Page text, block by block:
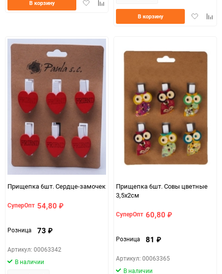
ДобавитьДобавить
сравнению
В корзину
Добавить
В корзину
Прищепка 6шт. Сердце-замочек
СуперОпт 54,80 ₽
Розница 73 ₽
Артикул: 00063342
В наличии
Прищепка 6шт. Совы цветные
3,5х2см
СуперОпт 60,80 ₽
Розница 81 ₽
Артикул: 00063365
В наличии